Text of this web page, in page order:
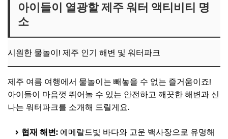
아이들이 열광할 제주 워터 액티비티 명
소
시원한 물놀이! 제주 인기 해변 및 워터파크
제주 여름 여행에서 물놀이는 빼놓을 수 없는 즐거움이죠!
아이들이 마음껏 뛰어놀 수 있는 안전하고 깨끗한 해변과 신
나는 워터파크를 소개해 드릴게요.
협재 해변: 에메랄드빛 바다와 고운 백사장으로 유명해